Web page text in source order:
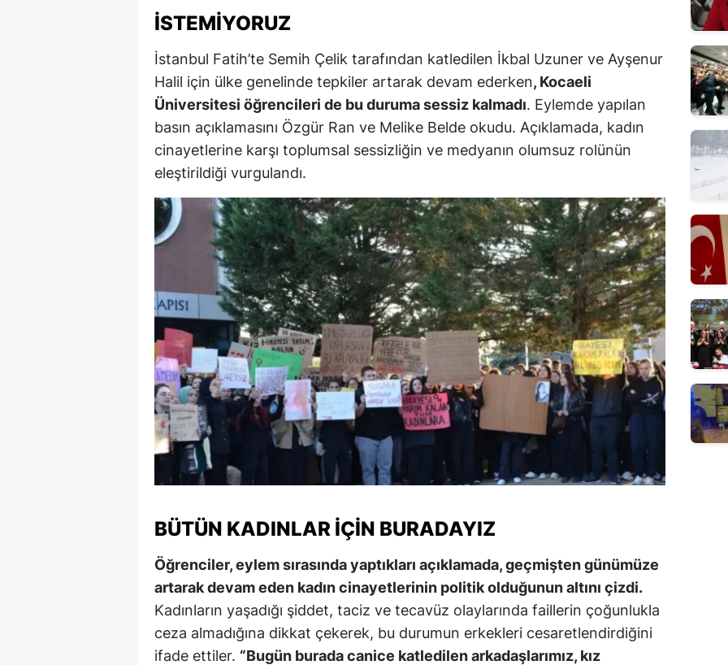
İSTEMIYORUZ
İstanbul Fatih’te Semih Çelik tarafından katledilen İkbal Uzuner ve Ayşenur
Halil için ülke genelinde tepkiler artarak devam ederken, Kocaeli
Üniversitesi öğrencileri de bu duruma sessiz kalmadı. Eylemde yapılan
basın açıklamasını Özgür Ran ve Melike Belde okudu. Açıklamada, kadın
cinayetlerine karşı toplumsal sessizliğin ve medyanın olumsuz rolünün
eleştirildiği vurgulandı.
BÜTÜN KADINLAR İÇIN BURADAYIZ
Öğrenciler, eylem sırasında yaptıkları açıklamada, geçmişten günümüze
artarak devam eden kadın cinayetlerinin politik olduğunun altını çizdi.
Kadınların yaşadığı şiddet, taciz ve tecavüz olaylarında faillerin çoğunlukla
ceza almadığına dikkat çekerek, bu durumun erkekleri cesaretlendirdiğini
ifade ettiler. “Bugün burada canice katledilen arkadaşlarımız, kız